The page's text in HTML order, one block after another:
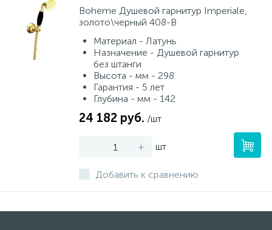
Boheme Душевой гарнитур Imperiale,
золото\черный 408-B
Материал - Латунь
Назначение - Душевой гарнитур
без штанги
Высота - мм - 298
Гарантия - 5 лет
Глубина - мм - 142
24 182 руб. /шт
- + шт
Добавить к сравнению